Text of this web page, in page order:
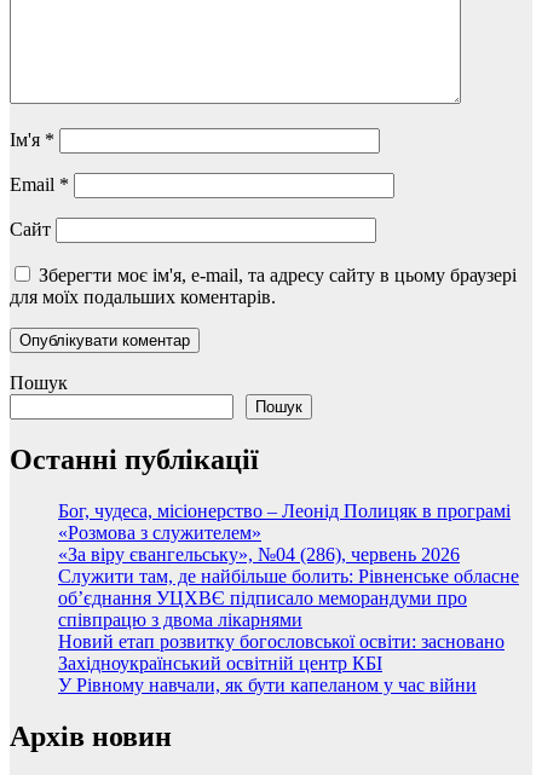
Ім'я *
Email *
Сайт
Зберегти моє ім'я, e-mail, та адресу сайту в цьому браузері
для моїх подальших коментарів.
Пошук
Пошук
Останні публікації
Бог, чудеса, місіонерство – Леонід Полицяк в програмі
«Розмова з служителем»
«За віру євангельську», №04 (286), червень 2026
Служити там, де найбільше болить: Рівненське обласне
об’єднання УЦХВЄ підписало меморандуми про
співпрацю з двома лікарнями
Новий етап розвитку богословської освіти: засновано
Західноукраїнський освітній центр КБІ
У Рівному навчали, як бути капеланом у час війни
Архів новин